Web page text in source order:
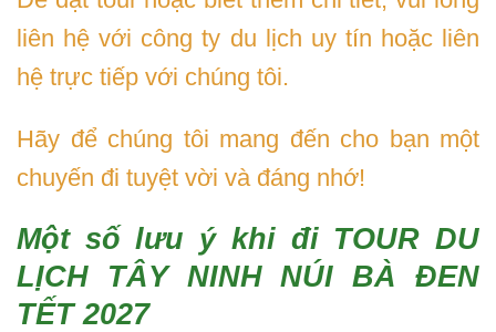
liên hệ với công ty du lịch uy tín hoặc liên
hệ trực tiếp với chúng tôi.
Hãy để chúng tôi mang đến cho bạn một
chuyến đi tuyệt vời và đáng nhớ!
Một số lưu ý khi đi TOUR DU
LỊCH TÂY NINH NÚI BÀ ĐEN
TẾT 2027